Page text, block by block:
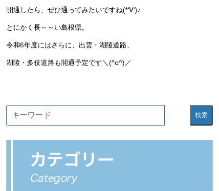
開通したら、ぜひ通ってみたいですね(*‘∀‘)♪
とにかく長～～い島根県。
令和6年度にはさらに、出雲・湖陵道路、
湖陵・多伎道路も開通予定です＼(^o^)／
検索